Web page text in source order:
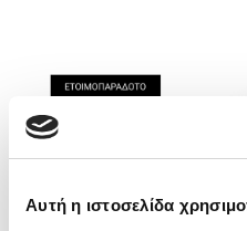
Αυτή η ιστοσελίδα